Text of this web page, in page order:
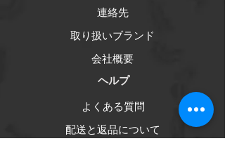
連絡先
取り扱いブランド
会社概要
ヘルプ
よくある質問
配送と返品について